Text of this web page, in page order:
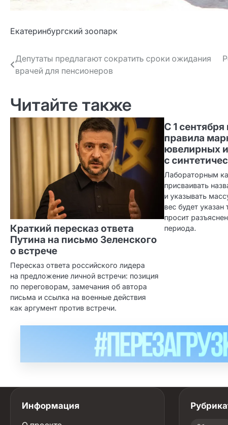
Екатеринбургский зоопарк
Навигация
по записям
Депутаты предлагают сократить сроки ожидания
врачей для пенсионеров
Читайте также
Краткий пересказ ответа
Путина на письмо Зеленского
о встрече
Пересказ ответа российского лидера
на предложение личной встречи: позиция
по переговорам, замечания об автора
письма и ссылка на военные действия
как аргумент против встречи.
С 1
правила
ювелирных
с
Лабораторным
присваивать
и указывать
вес будет
просит
периода.
Информация